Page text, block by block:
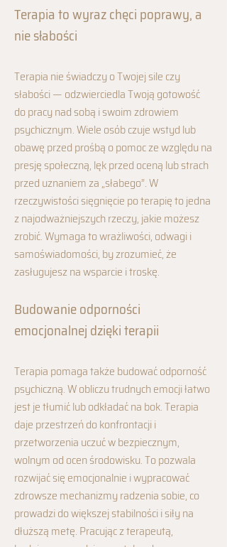
Terapia to wyraz chęci poprawy, a
nie słabości
Terapia nie świadczy o Twojej sile czy
słabości — odzwierciedla Twoją gotowość
do pracy nad sobą i swoim zdrowiem
psychicznym. Wiele osób czuje wstyd lub
obawę przed prośbą o pomoc ze względu na
presję społeczną, lęk przed oceną lub strach
przed uznaniem za „słabego”. W
rzeczywistości sięgnięcie po terapię to jedna
z najodważniejszych rzeczy, jakie możesz
zrobić. Wymaga to wrażliwości, odwagi i
samoświadomości, by zrozumieć, że
zasługujesz na wsparcie i troskę.
Budowanie odporności
emocjonalnej dzięki terapii
Terapia pomaga także budować odporność
psychiczną. W obliczu trudnych emocji łatwo
jest je tłumić lub odkładać na bok. Terapia
daje przestrzeń do konfrontacji i
przetworzenia uczuć w bezpiecznym,
wolnym od ocen środowisku. To pozwala
rozwijać się emocjonalnie i wypracować
zdrowsze mechanizmy radzenia sobie, co
prowadzi do większej stabilności i siły na
dłuższą metę. Pracując z terapeutą,